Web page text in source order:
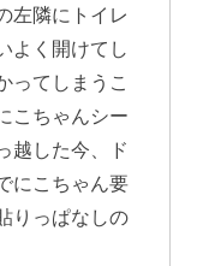
左隣にトイレ
よく開けてし
ってしまうこ
こちゃんシー
越した今、ド
にこちゃん要
りっぱなしの